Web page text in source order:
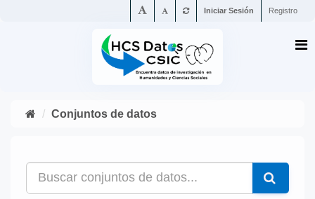
Iniciar Sesión Registro
Conjuntos de datos